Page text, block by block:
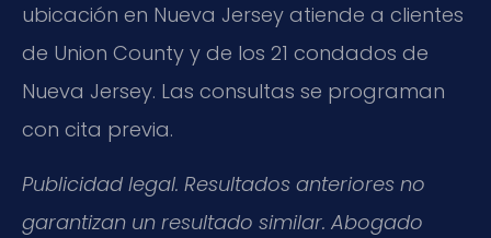
ubicación en Nueva Jersey atiende a clientes
de Union County y de los 21 condados de
Nueva Jersey. Las consultas se programan
con cita previa.
Publicidad legal. Resultados anteriores no
garantizan un resultado similar. Abogado